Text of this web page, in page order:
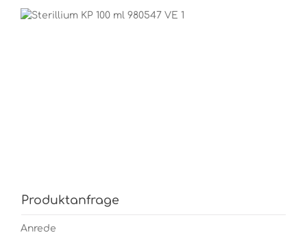
Bildergalerie überspringen
Produktanfrage
Anrede